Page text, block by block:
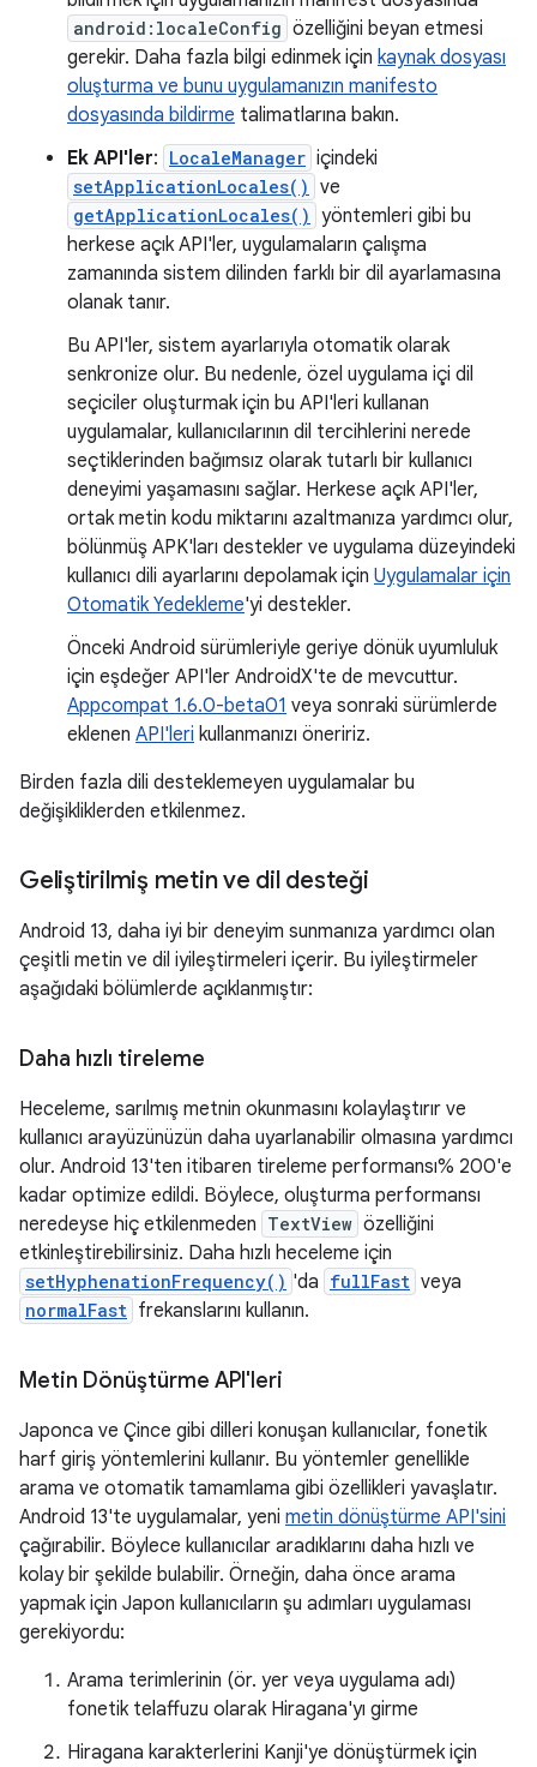
android:localeConfig özelliğini beyan etmesi
gerekir. Daha fazla bilgi edinmek için kaynak dosyası
oluşturma ve bunu uygulamanızın manifesto
dosyasında bildirme talimatlarına bakın.
Ek API'ler: LocaleManager içindeki
setApplicationLocales() ve
getApplicationLocales() yöntemleri gibi bu
herkese açık API'ler, uygulamaların çalışma
zamanında sistem dilinden farklı bir dil ayarlamasına
olanak tanır.
Bu API'ler, sistem ayarlarıyla otomatik olarak
senkronize olur. Bu nedenle, özel uygulama içi dil
seçiciler oluşturmak için bu API'leri kullanan
uygulamalar, kullanıcılarının dil tercihlerini nerede
seçtiklerinden bağımsız olarak tutarlı bir kullanıcı
deneyimi yaşamasını sağlar. Herkese açık API'ler,
ortak metin kodu miktarını azaltmanıza yardımcı olur,
bölünmüş APK'ları destekler ve uygulama düzeyindeki
kullanıcı dili ayarlarını depolamak için Uygulamalar için
Otomatik Yedekleme'yi destekler.
Önceki Android sürümleriyle geriye dönük uyumluluk
için eşdeğer API'ler AndroidX'te de mevcuttur.
Appcompat 1.6.0-beta01 veya sonraki sürümlerde
eklenen API'leri kullanmanızı öneririz.
Birden fazla dili desteklemeyen uygulamalar bu
değişikliklerden etkilenmez.
Geliştirilmiş metin ve dil desteği
Android 13, daha iyi bir deneyim sunmanıza yardımcı olan
çeşitli metin ve dil iyileştirmeleri içerir. Bu iyileştirmeler
aşağıdaki bölümlerde açıklanmıştır:
Daha hızlı tireleme
Heceleme, sarılmış metnin okunmasını kolaylaştırır ve
kullanıcı arayüzünüzün daha uyarlanabilir olmasına yardımcı
olur. Android 13'ten itibaren tireleme performansı% 200'e
kadar optimize edildi. Böylece, oluşturma performansı
neredeyse hiç etkilenmeden TextView özelliğini
etkinleştirebilirsiniz. Daha hızlı heceleme için
setHyphenationFrequency() 'da fullFast veya
normalFast frekanslarını kullanın.
Metin Dönüştürme API'leri
Japonca ve Çince gibi dilleri konuşan kullanıcılar, fonetik
harf giriş yöntemlerini kullanır. Bu yöntemler genellikle
arama ve otomatik tamamlama gibi özellikleri yavaşlatır.
Android 13'te uygulamalar, yeni metin dönüştürme API'sini
çağırabilir. Böylece kullanıcılar aradıklarını daha hızlı ve
kolay bir şekilde bulabilir. Örneğin, daha önce arama
yapmak için Japon kullanıcıların şu adımları uygulaması
gerekiyordu:
Arama terimlerinin (ör. yer veya uygulama adı)
fonetik telaffuzu olarak Hiragana'yı girme
Hiragana karakterlerini Kanji'ye dönüştürmek için